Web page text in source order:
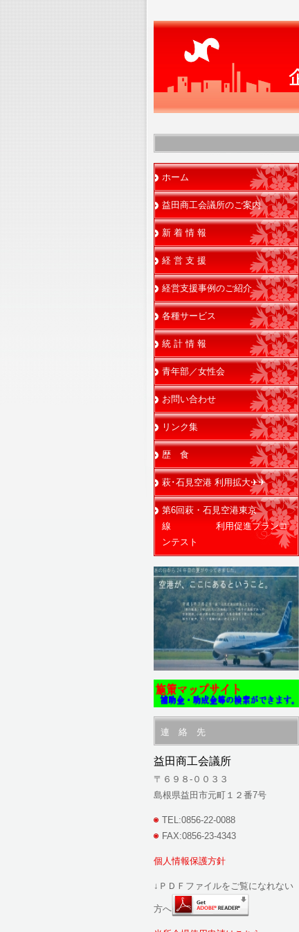
ホーム
益田商工会議所のご案内
新 着 情 報
経 営 支 援
経営支援事例のご紹介
各種サービス
統 計 情 報
青年部／女性会
お問い合わせ
リンク集
歴 食
萩･石見空港 利用拡大✈✈
第6回萩・石見空港東京
線 利用促進プランコ
ンテスト
連 絡 先
益田商工会議所
〒６９８-００３３
島根県益田市元町１２番7号
TEL:0856-22-0088
FAX:0856-23-4343
個人情報保護方針
↓ＰＤＦファイルをご覧になれない
方へ